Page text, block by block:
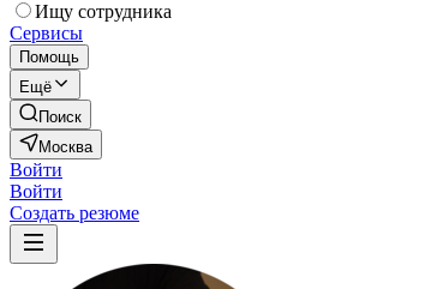
Ищу сотрудника
Сервисы
Помощь
Ещё
Поиск
Москва
Войти
Войти
Создать резюме